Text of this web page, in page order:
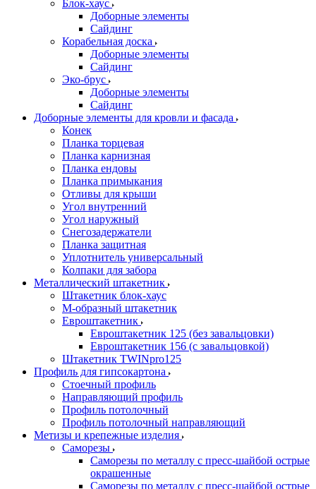
Блок-хаус
Доборные элементы
Сайдинг
Корабельная доска
Доборные элементы
Сайдинг
Эко-брус
Доборные элементы
Сайдинг
Доборные элементы для кровли и фасада
Конек
Планка торцевая
Планка карнизная
Планка ендовы
Планка примыкания
Отливы для крыши
Угол внутренний
Угол наружный
Снегозадержатели
Планка защитная
Уплотнитель универсальный
Колпаки для забора
Металлический штакетник
Штакетник блок-хаус
М-образный штакетник
Евроштакетник
Евроштакетник 125 (без завальцовки)
Евроштакетник 156 (с завальцовкой)
Штакетник TWINpro125
Профиль для гипсокартона
Стоечный профиль
Направляющий профиль
Профиль потолочный
Профиль потолочный направляющий
Метизы и крепежные изделия
Саморезы
Саморезы по металлу с пресс-шайбой острые
окрашенные
Саморезы по металлу с пресс-шайбой острые